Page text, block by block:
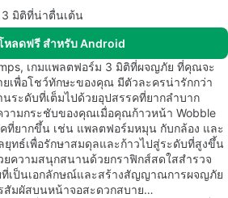
3 มิติที่น่าตื่นเต้น
หลดฟรี สำหรับ Android
เกมแพลตฟอร์ม 3 มิติที่ผจญภัย ที่คุณจะ
เพื่อโชว์ทักษะของคุณ มีตัวละครน่ารักกว่า
นระดับที่เต็มไปด้วยอุปสรรคที่ยากลำบาก
ามกระชับของคุณเมื่อคุณก้าวหน้า Wobble
ที่ยากขึ้น เช่น แพลตฟอร์มหมุน กับกล้อง และ
ทธ์เพื่อรักษาสมดุลและก้าวไปสู่ระดับที่สูงขึ้น
ความสนุกสนานด้วยกราฟิกส์สดใสสำรวจ
ที่เป็นเอกลักษณ์และสร้างสัญญาณการผจญภัย
สัมผัสบนหน้าจอสะดวกสบาย…